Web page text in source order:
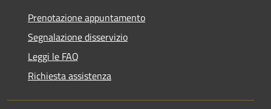
Prenotazione appuntamento
Segnalazione disservizio
Leggi le FAQ
Richiesta assistenza